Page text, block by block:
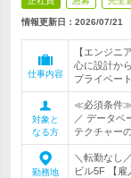
情報更新日：2026/07/21
仕事内容
【エンジニ
心に設計か
プライベー
対象と
なる方
≪必須条件≫
／ データベ
テクチャー
勤務地
＼転勤なし
ビル5F 【雇